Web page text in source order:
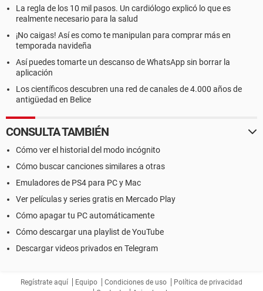
La regla de los 10 mil pasos. Un cardiólogo explicó lo que es
realmente necesario para la salud
¡No caigas! Así es como te manipulan para comprar más en
temporada navideña
Así puedes tomarte un descanso de WhatsApp sin borrar la
aplicación
Los científicos descubren una red de canales de 4.000 años de
antigüedad en Belice
CONSULTA TAMBIÉN
Cómo ver el historial del modo incógnito
Cómo buscar canciones similares a otras
Emuladores de PS4 para PC y Mac
Ver películas y series gratis en Mercado Play
Cómo apagar tu PC automáticamente
Cómo descargar una playlist de YouTube
Descargar videos privados en Telegram
Regístrate aquí Equipo Condiciones de uso
Política de privacidad